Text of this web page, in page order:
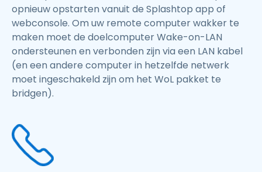
opnieuw opstarten vanuit de Splashtop app of
webconsole. Om uw remote computer wakker te
maken moet de doelcomputer Wake-on-LAN
ondersteunen en verbonden zijn via een LAN kabel
(en een andere computer in hetzelfde netwerk
moet ingeschakeld zijn om het WoL pakket te
bridgen).